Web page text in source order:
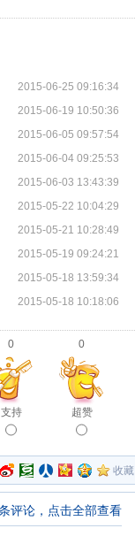
2015-06-25 09:16:34
2015-06-19 10:50:36
2015-06-05 09:57:54
2015-06-04 09:25:53
2015-06-03 13:43:39
2015-05-22 10:04:29
2015-05-21 10:28:49
2015-05-19 09:24:21
2015-05-18 13:59:34
2015-05-18 10:18:06
0
支持
0
超赞
收藏